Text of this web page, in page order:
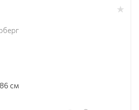
86 см